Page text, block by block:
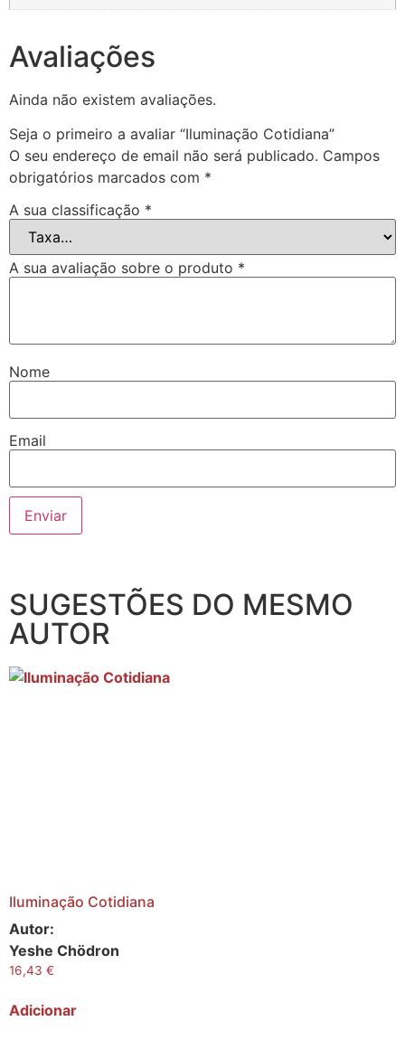
Avaliações
Ainda não existem avaliações.
Seja o primeiro a avaliar “Iluminação Cotidiana”
O seu endereço de email não será publicado. Campos
obrigatórios marcados com *
A sua classificação *
A sua avaliação sobre o produto *
Nome
Email
SUGESTÕES DO MESMO
AUTOR
Iluminação Cotidiana
Autor:
Yeshe Chödron
16,43 €
Adicionar